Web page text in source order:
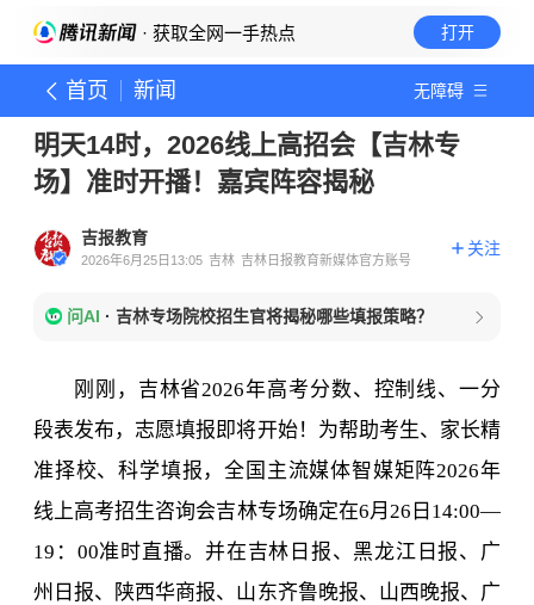
· 获取全网一手热点 打开
首页 新闻 无障碍
明天14时，2026线上高招会【吉林专
场】准时开播！嘉宾阵容揭秘
吉报教育
2026年6月25日13:05 吉林 吉林日报教育新媒体官方账号
关注
问AI · 吉林专场院校招生官将揭秘哪些填报策略？
刚刚，吉林省2026年高考分数、控制线、一分
段表发布，志愿填报即将开始！为帮助考生、家长精
准择校、科学填报，全国主流媒体智媒矩阵2026年
线上高考招生咨询会吉林专场确定在6月26日14:00—
19：00准时直播。并在吉林日报、 黑龙江日报、广
州日报、陕西华商报、山东齐鲁晚报、山西晚报、广